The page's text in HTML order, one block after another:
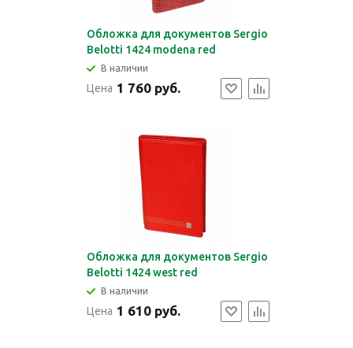
Обложка для документов Sergio
Belotti 1424 modena red
В наличии
Цена 1 760 руб.
Обложка для документов Sergio
Belotti 1424 west red
В наличии
Цена 1 610 руб.